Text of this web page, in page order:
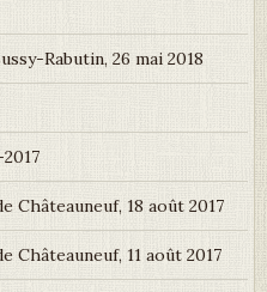
Rabutin, 26 mai 2018
Châteauneuf, 18 août 2017
Châteauneuf, 11 août 2017